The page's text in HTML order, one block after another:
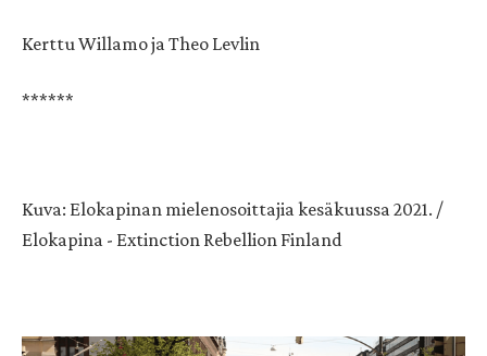
Kerttu Willamo ja Theo Levlin
******
Kuva: Elokapinan mielenosoittajia kesäkuussa 2021. /
Elokapina - Extinction Rebellion Finland